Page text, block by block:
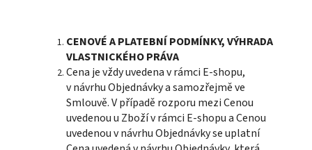
CENOVÉ A PLATEBNÍ PODMÍNKY, VÝHRADA
VLASTNICKÉHO PRÁVA
Cena je vždy uvedena v rámci E-shopu,
v návrhu Objednávky a samozřejmě ve
Smlouvě. V případě rozporu mezi Cenou
uvedenou u Zboží v rámci E-shopu a Cenou
uvedenou v návrhu Objednávky se uplatní